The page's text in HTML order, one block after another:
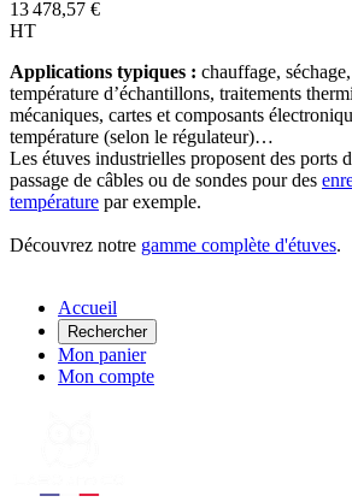
13 478,57 €
HT
Applications typiques : chauffage,
température d’échantillons, traitements
mécaniques, cartes et composants
température (selon le régulateur)…
Les étuves industrielles proposent des ports
passage de câbles ou de sondes pour des
température par exemple.
Découvrez notre gamme complète d'étuves.
Accueil
Rechercher
Mon panier
Mon compte